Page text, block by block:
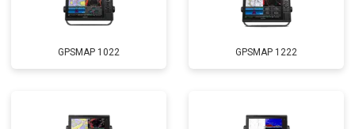
GPSMAP 1022 GPSMAP 1222